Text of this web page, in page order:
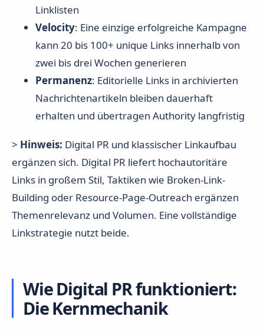
Linklisten
Velocity: Eine einzige erfolgreiche Kampagne
kann 20 bis 100+ unique Links innerhalb von
zwei bis drei Wochen generieren
Permanenz: Editorielle Links in archivierten
Nachrichtenartikeln bleiben dauerhaft
erhalten und übertragen Authority langfristig
> Hinweis: Digital PR und klassischer Linkaufbau
ergänzen sich. Digital PR liefert hochautoritäre
Links in großem Stil, Taktiken wie Broken-Link-
Building oder Resource-Page-Outreach ergänzen
Themenrelevanz und Volumen. Eine vollständige
Linkstrategie nutzt beide.
Wie Digital PR funktioniert:
Die Kernmechanik